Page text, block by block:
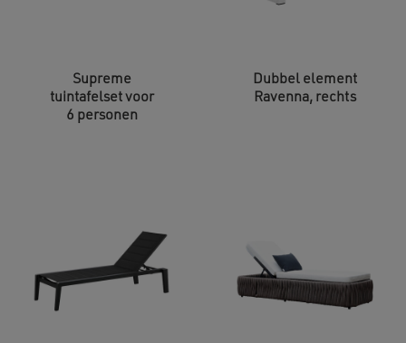
Supreme
tuintafelset voor
6 personen
Dubbel element
Ravenna, rechts